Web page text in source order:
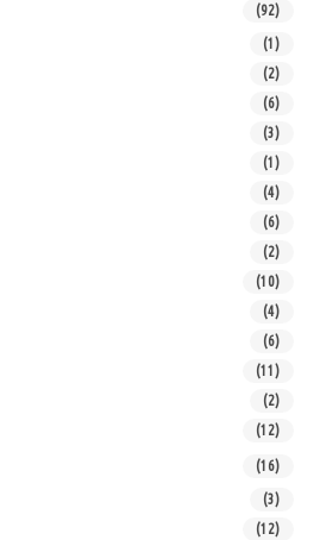
(92)
(1)
(2)
(6)
(3)
(1)
(4)
(6)
(2)
(10)
(4)
(6)
(11)
(2)
(12)
(16)
(3)
(12)